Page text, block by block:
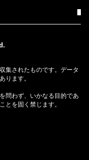
集されたものです。データ
ります。
問わず、いかなる目的であ
とを固く禁じます。